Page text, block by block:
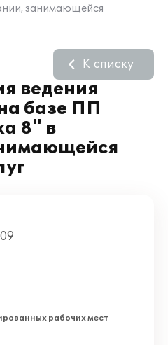
занимающейся
ведения
базе ПП
8" в
К списку
рабочих мест